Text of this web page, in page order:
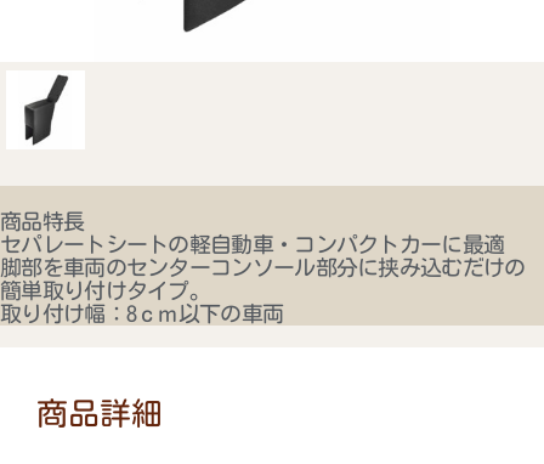
商品特長
セパレートシートの軽自動車・コンパクトカーに最適
脚部を車両のセンターコンソール部分に挟み込むだけの
簡単取り付けタイプ。
取り付け幅：8ｃｍ以下の車両
商品詳細